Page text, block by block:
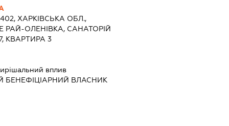
ХАРКІВСЬКА ОБЛ.,
РАЙ-ОЛЕНІВКА, САНАТОРІЙ
КВАРТИРА 3
вплив
БЕНЕФІЦІАРНИЙ ВЛАСНИК